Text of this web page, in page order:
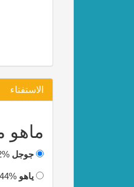
الاستفتاء
ماهو
جوجل 77.82%
ياهو 4.44%